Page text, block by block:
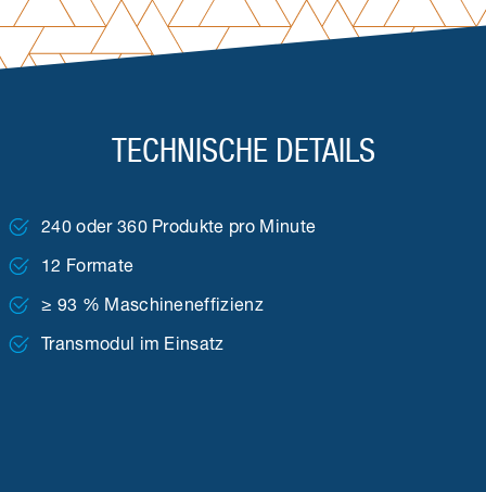
TECHNISCHE DETAILS
240 oder 360 Produkte pro Minute
12 Formate
≥ 93 % Maschineneffizienz
Transmodul im Einsatz